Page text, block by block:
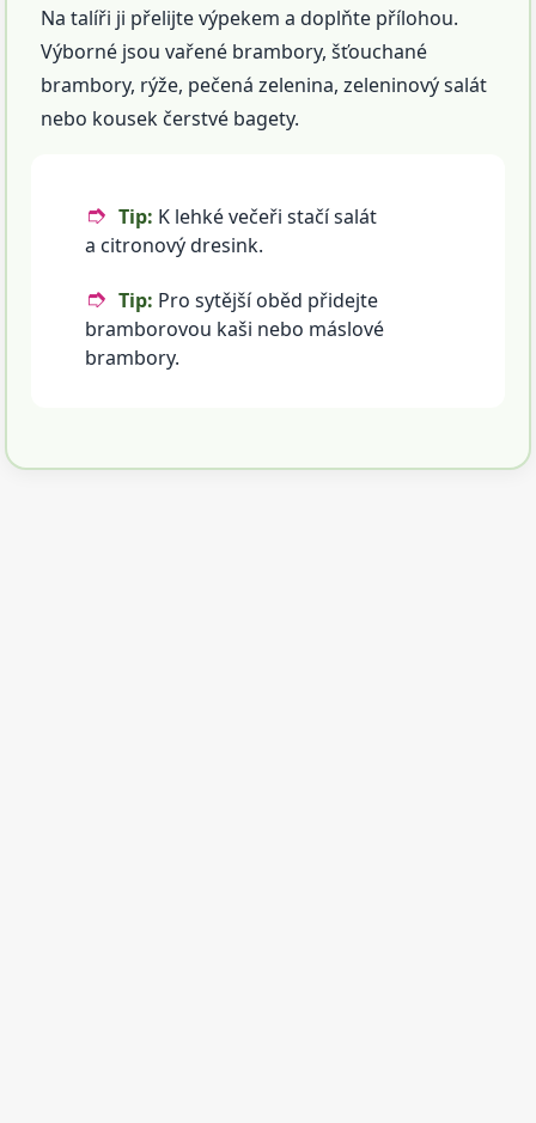
Na talíři ji přelijte výpekem a doplňte přílohou.
Výborné jsou vařené brambory, šťouchané
brambory, rýže, pečená zelenina, zeleninový salát
nebo kousek čerstvé bagety.
Tip: K lehké večeři stačí salát
a citronový dresink.
Tip: Pro sytější oběd přidejte
bramborovou kaši nebo máslové
brambory.